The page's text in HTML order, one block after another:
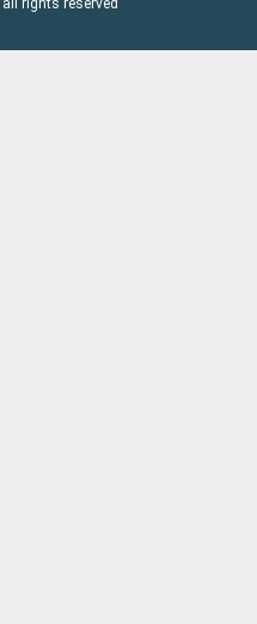
all rights reserved